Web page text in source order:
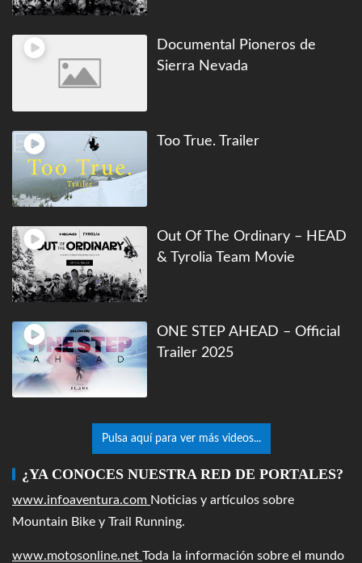
Documental Pioneros de
Sierra Nevada
Too True. Trailer
Out Of The Ordinary – HEAD
& Tyrolia Team Movie
ONE STEP AHEAD – Official
Trailer 2025
Pulsa aquí para ver más videos...
¿YA CONOCES NUESTRA RED DE PORTALES?
www.infoaventura.com Noticias y artículos sobre
Mountain Bike y Trail Running.
www.motosonline.net Toda la información sobre el mundo